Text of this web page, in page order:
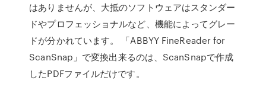
はありませんが、大抵のソフトウェアはスタンダー
ドやプロフェッショナルなど、機能によってグレー
ドが分かれています。 「ABBYY FineReader for
ScanSnap」で変換出来るのは、ScanSnapで作成
したPDFファイルだけです。